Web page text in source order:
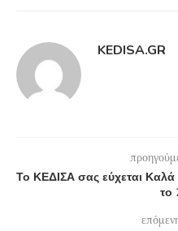
KEDISA.GR
Το ΚΕΔΙΣΑ σας εύχεται Καλά
το